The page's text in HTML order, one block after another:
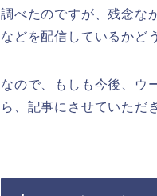
調べたのですが、残念な
などを配信しているかど
なので、もしも今後、ウ
ら、記事にさせていただ